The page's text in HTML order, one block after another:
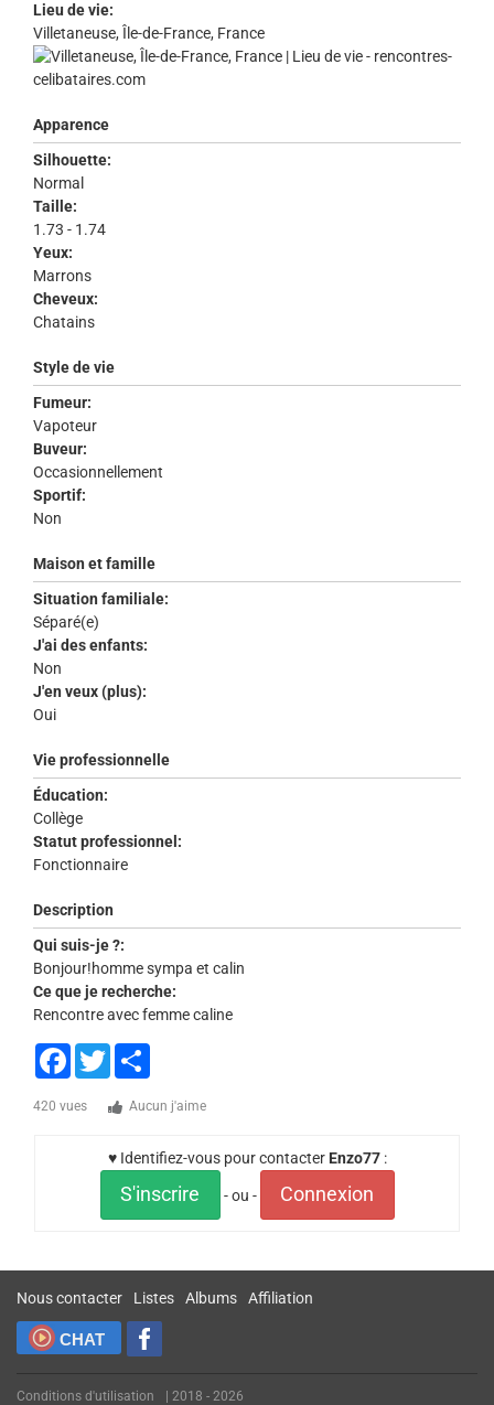
Lieu de vie:
Villetaneuse, Île-de-France, France
Apparence
Silhouette:
Normal
Taille:
1.73 - 1.74
Yeux:
Marrons
Cheveux:
Chatains
Style de vie
Fumeur:
Vapoteur
Buveur:
Occasionnellement
Sportif:
Non
Maison et famille
Situation familiale:
Séparé(e)
J'ai des enfants:
Non
J'en veux (plus):
Oui
Vie professionnelle
Éducation:
Collège
Statut professionnel:
Fonctionnaire
Description
Qui suis-je ?:
Bonjour!homme sympa et calin
Ce que je recherche:
Rencontre avec femme caline
Facebook
Twitter
420 vues Aucun j'aime
♥ Identifiez-vous pour contacter Enzo77:
S'inscrire - ou - Connexion
Nous contacter Listes Albums Affiliation
CHAT
Conditions d'utilisation | 2018 - 2026